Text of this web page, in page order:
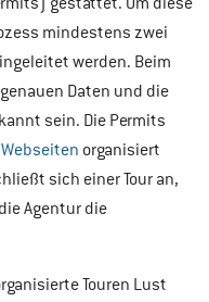
mindestens zwei
werden. Beim
Daten und die
sein. Die Permits
organisiert
sich einer Tour an,
Agentur die
Touren Lust